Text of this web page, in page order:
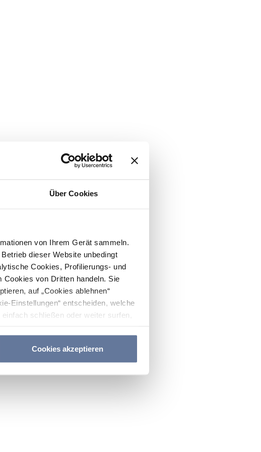
Über Cookies
von Ihrem Gerät sammeln.
dieser Website unbedingt
Cookies, Profilierungs- und
von Dritten handeln. Sie
auf „Cookies ablehnen“
Einstellungen“ entscheiden, welche
schließen oder weiter surfen,
Cookies akzeptieren